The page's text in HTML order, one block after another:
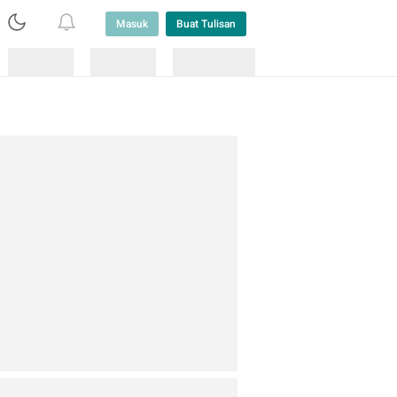
Masuk Buat Tulisan